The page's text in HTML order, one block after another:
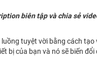
biên tập và chia sẻ
tuyệt vời bằng cách tạo
bị của bạn và nó sẽ biến